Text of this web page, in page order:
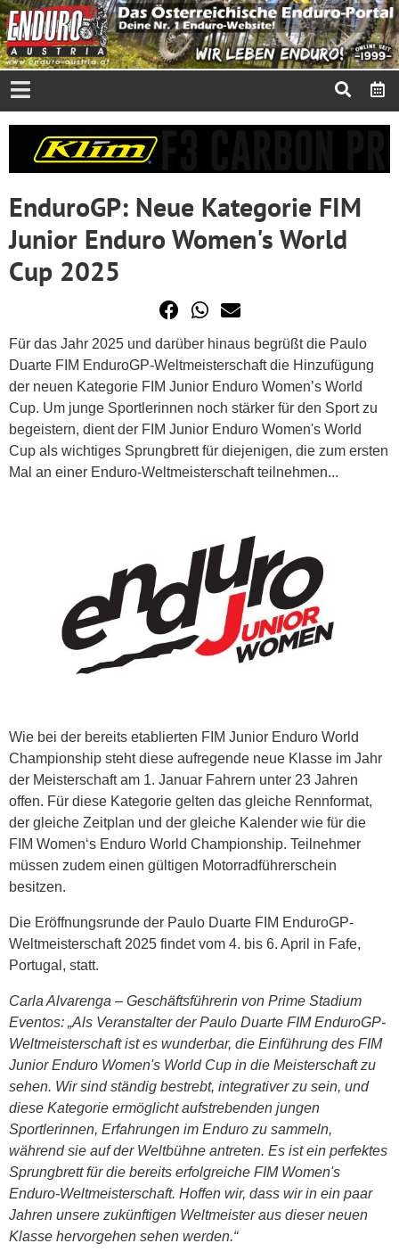
EnduroGP: Neue Kategorie FIM
Junior Enduro Women's World
Cup 2025
Für das Jahr 2025 und darüber hinaus begrüßt die Paulo
Duarte FIM EnduroGP-Weltmeisterschaft die Hinzufügung
der neuen Kategorie FIM Junior Enduro Women’s World
Cup. Um junge Sportlerinnen noch stärker für den Sport zu
begeistern, dient der FIM Junior Enduro Women's World
Cup als wichtiges Sprungbrett für diejenigen, die zum ersten
Mal an einer Enduro-Weltmeisterschaft teilnehmen...
Wie bei der bereits etablierten FIM Junior Enduro World
Championship steht diese aufregende neue Klasse im Jahr
der Meisterschaft am 1. Januar Fahrern unter 23 Jahren
offen. Für diese Kategorie gelten das gleiche Rennformat,
der gleiche Zeitplan und der gleiche Kalender wie für die
FIM Women‘s Enduro World Championship. Teilnehmer
müssen zudem einen gültigen Motorradführerschein
besitzen.
Die Eröffnungsrunde der Paulo Duarte FIM EnduroGP-
Weltmeisterschaft 2025 findet vom 4. bis 6. April in Fafe,
Portugal, statt.
Carla Alvarenga – Geschäftsführerin von Prime Stadium
Eventos: „Als Veranstalter der Paulo Duarte FIM EnduroGP-
Weltmeisterschaft ist es wunderbar, die Einführung des FIM
Junior Enduro Women's World Cup in die Meisterschaft zu
sehen. Wir sind ständig bestrebt, integrativer zu sein, und
diese Kategorie ermöglicht aufstrebenden jungen
Sportlerinnen, Erfahrungen im Enduro zu sammeln,
während sie auf der Weltbühne antreten. Es ist ein perfektes
Sprungbrett für die bereits erfolgreiche FIM Women's
Enduro-Weltmeisterschaft. Hoffen wir, dass wir in ein paar
Jahren unsere zukünftigen Weltmeister aus dieser neuen
Klasse hervorgehen sehen werden.“